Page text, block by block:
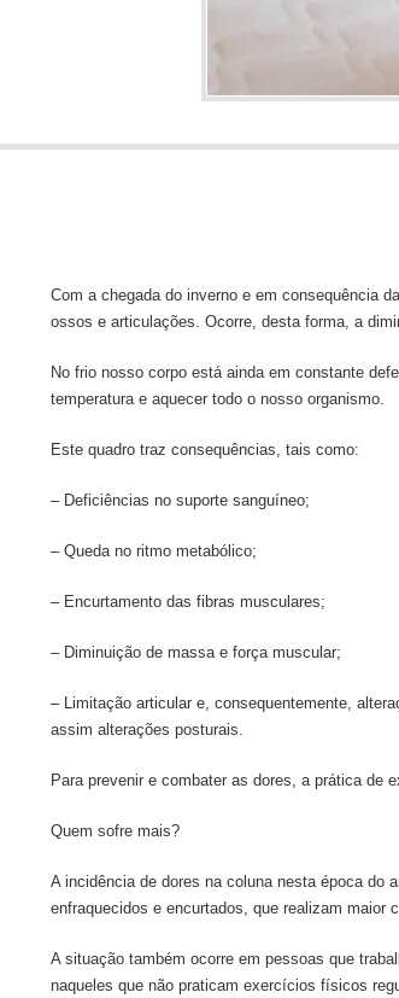
Com a chegada do inverno e em consequência
ossos e articulações. Ocorre, desta forma, a
No frio nosso corpo está ainda em constante
temperatura e aquecer todo o nosso organismo.
Este quadro traz consequências, tais como:
– Deficiências no suporte sanguíneo;
– Queda no ritmo metabólico;
– Encurtamento das fibras musculares;
– Diminuição de massa e força muscular;
– Limitação articular e, consequentemente,
assim alterações posturais.
Para prevenir e combater as dores, a prática de
Quem sofre mais?
A incidência de dores na coluna nesta época do
enfraquecidos e encurtados, que realizam maior
A situação também ocorre em pessoas que
naqueles que não praticam exercícios físicos